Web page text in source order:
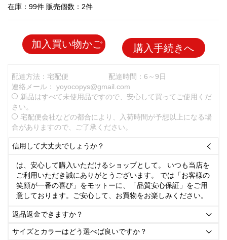
在庫：99件 販売個数：2件
加入買い物かご 購入手続きへ
配達方法：宅配便
配達時間：6～9日
連絡メール： yoyocopys@gmail.com
新品はすべて未使用品ですので、安心して買ってご使用くだ
さい。
宅配便会社などの都合により、入荷時間が予想以上になる場
合がありますので、ご了承ください。
信用して大丈夫でしょうか？ 
は、安心して購入いただけるショップとして。 いつも当店を
ご利用いただき誠にありがとうございます。 では「お客様の
笑顔が一番の喜び」をモットーに、「品質安心保証」をご用
意しております。ご安心して、お買物をお楽しみください。
返品返金できますか？ 
サイズとカラーはどう選べば良いですか？ 